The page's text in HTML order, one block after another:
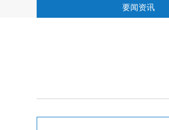
要闻资讯